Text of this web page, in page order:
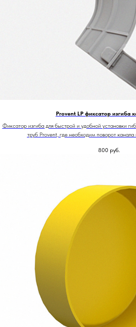
Provent LP фиксатор изгиба
Фиксатор изгиба для быстрой и удобной установки
труб Provent, где необходим поворот канала
800 руб.